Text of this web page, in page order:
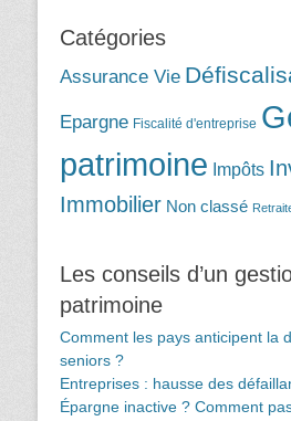
Catégories
Assurance Vie
Epargne Fiscalité d'entreprise
patrimoine Impôts
Immobilier Non classé
Les conseils d’un
patrimoine
Comment les pays anticipent la
seniors ?
Entreprises : hausse des
Épargne inactive ? Comment